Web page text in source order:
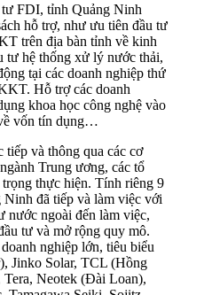
tư FDI, tỉnh Quảng Ninh
hỗ trợ, như ưu tiên đầu tư
trên địa bàn tỉnh về kinh
tư hệ thống xử lý nước thải,
tại các doanh nghiệp thứ
Hỗ trợ các doanh
khoa học công nghệ vào
vốn tín dụng…
và thông qua các cơ
Trung ương, các tổ
thực hiện. Tính riêng 9
đã tiếp và làm việc với
nước ngoài đến làm việc,
tư và mở rộng quy mô.
nghiệp lớn, tiêu biểu
Jinko Solar, TCL (Hồng
Neotek (Đài Loan),